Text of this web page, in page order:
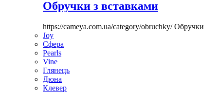
Обручки з вставками
https://cameya.com.ua/category/obruchky/Обручки
Joy
Сфера
Pearls
Vine
Глянець
Дюна
Клевер